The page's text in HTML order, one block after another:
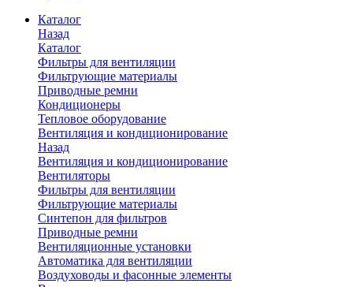
Каталог
Назад
Каталог
Фильтры для вентиляции
Фильтрующие материалы
Приводные ремни
Кондиционеры
Тепловое оборудование
Вентиляция и кондиционирование
Назад
Вентиляция и кондиционирование
Вентиляторы
Фильтры для вентиляции
Фильтрующие материалы
Синтепон для фильтров
Приводные ремни
Вентиляционные установки
Автоматика для вентиляции
Воздуховоды и фасонные элементы